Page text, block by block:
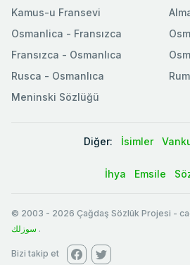
Kamus-u Fransevi
Osmanlica - Fransızca
Fransızca - Osmanlıca
Rusca - Osmanlıca
Meninski Sözlüğü
Diğer: İsimler
İhya Emsile
© 2003 - 2026 Çağdaş Sözlük Projesi -
سوزلك .
Bizi takip et